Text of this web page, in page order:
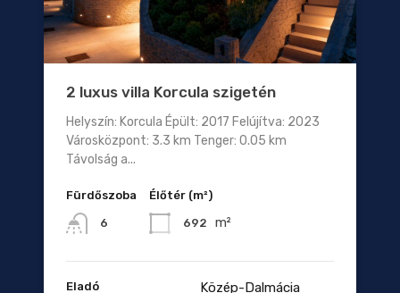
2 luxus villa Korcula szigetén
Helyszín: Korcula Épült: 2017 Felújítva: 2023
Városközpont: 3.3 km Tenger: 0.05 km
Távolság a...
Fürdőszoba
6
Élőtér (m²)
692 m²
Eladó
Közép-Dalmácia